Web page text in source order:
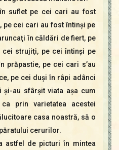
suflet pe cei cari au fost
pe cei cari au fost întinşi pe
în căldări de fiert, pe
strujiţi, pe cei întinşi pe
prăpastie, pe cei cari s’au
pe cei duşi în râpi adânci
au sfârşit viata aşa cum
prin varietatea acestei
casa noastră, să o
cerurilor.
astfel de picturi în mintea